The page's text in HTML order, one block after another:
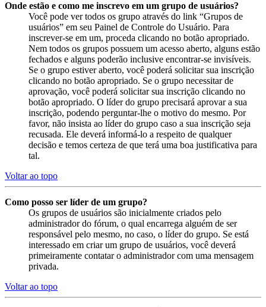
Onde estão e como me inscrevo em um grupo de usuários?
Você pode ver todos os grupo através do link “Grupos de
usuários” em seu Painel de Controle do Usuário. Para
inscrever-se em um, proceda clicando no botão apropriado.
Nem todos os grupos possuem um acesso aberto, alguns estão
fechados e alguns poderão inclusive encontrar-se invisíveis.
Se o grupo estiver aberto, você poderá solicitar sua inscrição
clicando no botão apropriado. Se o grupo necessitar de
aprovação, você poderá solicitar sua inscrição clicando no
botão apropriado. O líder do grupo precisará aprovar a sua
inscrição, podendo perguntar-lhe o motivo do mesmo. Por
favor, não insista ao líder do grupo caso a sua inscrição seja
recusada. Ele deverá informá-lo a respeito de qualquer
decisão e temos certeza de que terá uma boa justificativa para
tal.
Voltar ao topo
Como posso ser líder de um grupo?
Os grupos de usuários são inicialmente criados pelo
administrador do fórum, o qual encarrega alguém de ser
responsável pelo mesmo, no caso, o líder do grupo. Se está
interessado em criar um grupo de usuários, você deverá
primeiramente contatar o administrador com uma mensagem
privada.
Voltar ao topo